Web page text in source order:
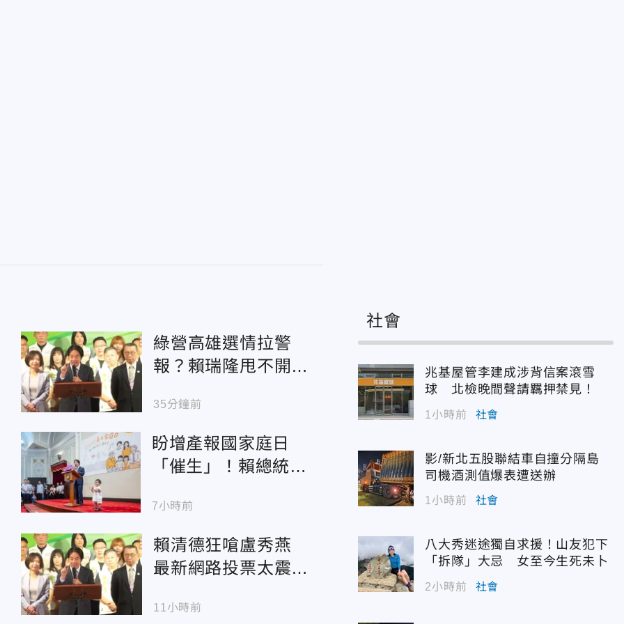
綠營高雄選情拉警
報？賴瑞隆甩不開柯
督軍
35分鐘前
盼增產報國家庭日
「催生」！賴總統：
7小時前
賴清德狂嗆盧秀燕
最新網路投票太震
倒
11小時前
社會
兆基屋管李建成涉背信案滾雪
球 北檢晚間聲請羈押禁見！
1小時前 社會
影/新北五股聯結車自撞分隔島
司機酒測值爆表遭送辦
1小時前 社會
八大秀迷途獨自求援！山友犯下
「拆隊」大忌 女至今生死未卜
2小時前 社會